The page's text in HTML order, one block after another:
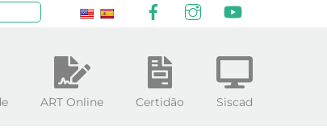
ART Online Certidão Siscad